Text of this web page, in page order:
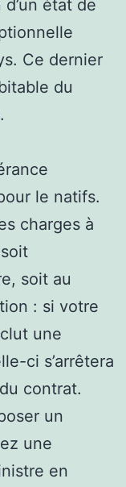
état de
Ce dernier
du
le natifs.
charges à
soit au
: si votre
une
ci s’arrêtera
contrat.
un
une
en